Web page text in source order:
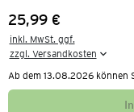
Preis:
25,99 €
inkl. MwSt. ggf.
zzgl. Versandkosten
Ab dem 13.08.2026 können